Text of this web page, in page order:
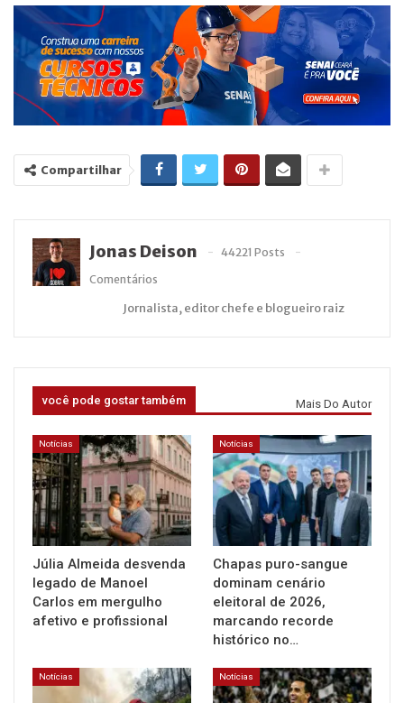
Compartilhar
Jonas Deison
44221 Posts
Comentários
Jornalista, editor chefe e blogueiro raiz
você pode gostar também Mais Do Autor
Notícias
Júlia Almeida desvenda
legado de Manoel
Carlos em mergulho
afetivo e profissional
Notícias
Chapas puro-sangue
dominam cenário
eleitoral de 2026,
marcando recorde
histórico no…
Notícias Notícias